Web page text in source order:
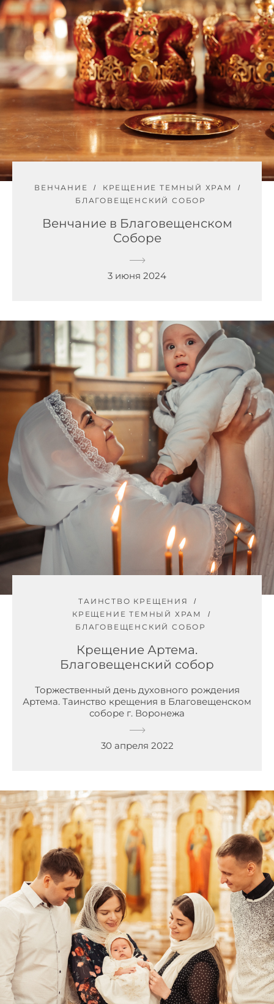
ВЕНЧАНИЕ
КРЕЩЕНИЕ ТЕМНЫЙ ХРАМ
БЛАГОВЕЩЕНСКИЙ СОБОР
Венчание в Благовещенском
Соборе
3 июня 2024
ТАИНСТВО КРЕЩЕНИЯ
КРЕЩЕНИЕ ТЕМНЫЙ ХРАМ
БЛАГОВЕЩЕНСКИЙ СОБОР
Крещение Артема.
Благовещенский собор
Торжественный день духовного рождения
Артема. Таинство крещения в Благовещенском
соборе г. Воронежа
30 апреля 2022